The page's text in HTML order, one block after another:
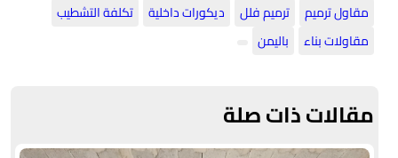
مقاول ترميم
ترميم فلل ديكورات داخلية
تكلفة التشطيب
مقاولات بناء
باليمن
مقالات ذات صلة